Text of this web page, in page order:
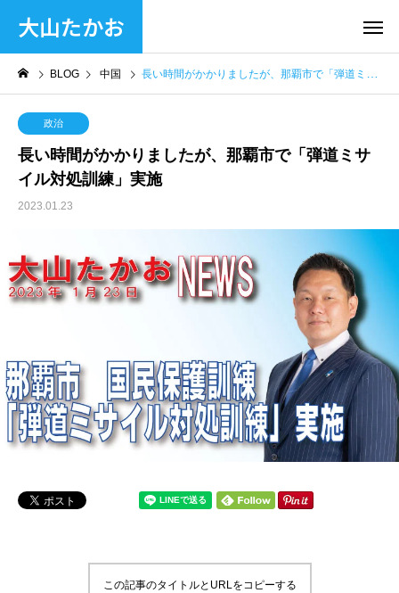
大山たかお
BLOG 中国 長い時間がかかりましたが、那覇市で「弾道ミサイル対処訓練」実施
政治
長い時間がかかりましたが、那覇市で「弾道ミサ
イル対処訓練」実施
2023.01.23
この記事のタイトルとURLをコピーする